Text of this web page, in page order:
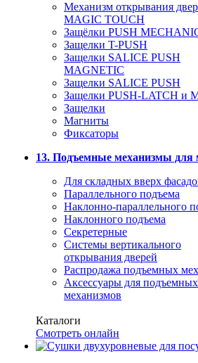
Механизм открывания
MAGIC TOUCH
Защёлки PUSH
Защелки T-PUSH
Защелки SALICE PUSH
MAGNETIC
Защелки SALICE PUSH
Защелки PUSH-LATCH и
Защелки
Магниты
Фиксаторы
13. Подъемные механизмы для
Для складных вверх
Параллельного подъема
Наклонно-параллельного
Наклонного подъема
Секретерные
Системы вертикального
открывания дверей
Распродажа подъемных
Аксессуары для подъемных
механизмов
Каталоги
Смотреть онлайн